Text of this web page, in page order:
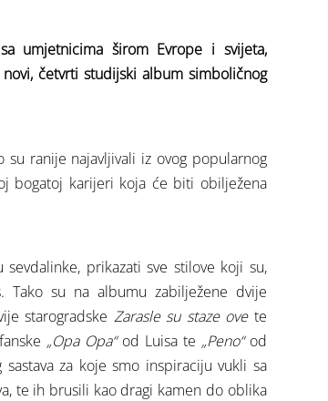
umjetnicima širom Evrope i svijeta,
četvrti studijski album simboličnog
su ranije najavljivali iz ovog popularnog
bogatoj karijeri koja će biti obilježena
prikazati sve stilove koji su,
su na albumu zabilježene dvije
starogradske Zarasle su staze ovete
„Opa Opa“od Luisa te „Peno“od
za koje smo inspiraciju vukli sa
te ih brusili kao dragi kamen do oblika